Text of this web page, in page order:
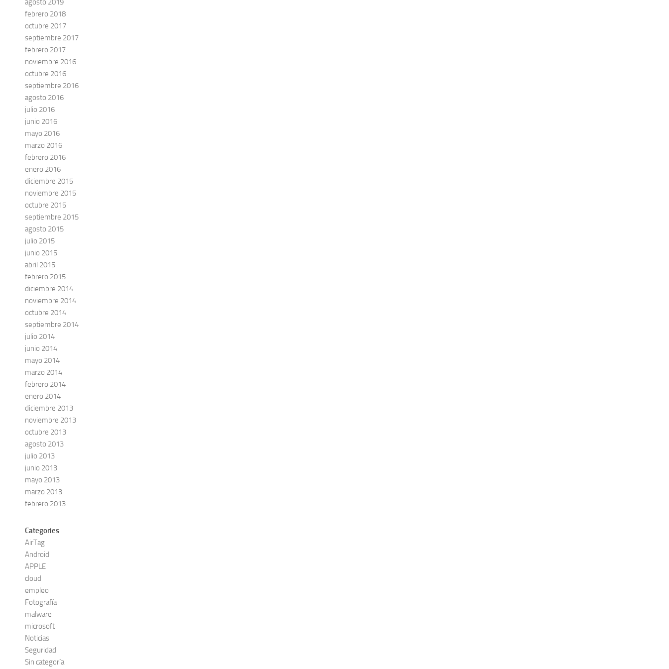
agosto 2019
febrero 2018
octubre 2017
septiembre 2017
febrero 2017
noviembre 2016
octubre 2016
septiembre 2016
agosto 2016
julio 2016
junio 2016
mayo 2016
marzo 2016
febrero 2016
enero 2016
diciembre 2015
noviembre 2015
octubre 2015
septiembre 2015
agosto 2015
julio 2015
junio 2015
abril 2015
febrero 2015
diciembre 2014
noviembre 2014
octubre 2014
septiembre 2014
julio 2014
junio 2014
mayo 2014
marzo 2014
febrero 2014
enero 2014
diciembre 2013
noviembre 2013
octubre 2013
agosto 2013
julio 2013
junio 2013
mayo 2013
marzo 2013
febrero 2013
Categories
AirTag
Android
APPLE
cloud
empleo
Fotografía
malware
microsoft
Noticias
Seguridad
Sin categoría